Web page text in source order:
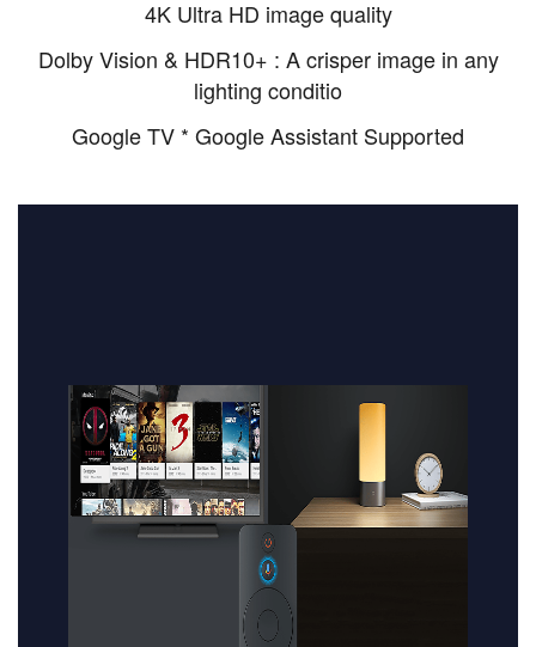
4K Ultra HD image quality
Dolby Vision & HDR10+ : A crisper image in any
lighting conditio
Google TV * Google Assistant Supported